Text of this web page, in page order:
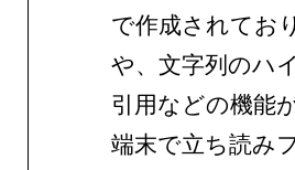
で作成されてお
や、文字列のハ
引用などの機能
端末で立ち読み